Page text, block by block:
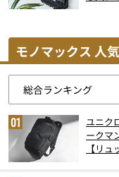
モノマックス 人
ユニク
ークマ
【リ